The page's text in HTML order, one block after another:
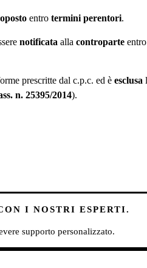
entro termini perentori.
notificata alla controparte
prescritte dal c.p.c. ed è esclusa
n. 25395/2014).
I NOSTRI ESPERTI.
supporto personalizzato.